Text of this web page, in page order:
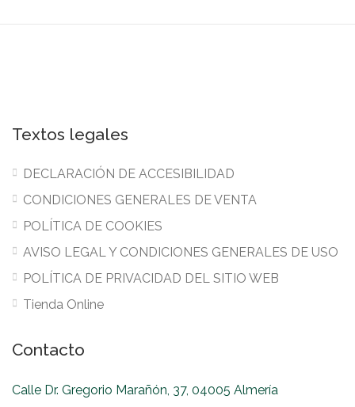
Textos legales
DECLARACIÓN DE ACCESIBILIDAD
CONDICIONES GENERALES DE VENTA
POLÍTICA DE COOKIES
AVISO LEGAL Y CONDICIONES GENERALES DE USO
POLÍTICA DE PRIVACIDAD DEL SITIO WEB
Tienda Online
Contacto
Calle Dr. Gregorio Marañón, 37, 04005 Almería